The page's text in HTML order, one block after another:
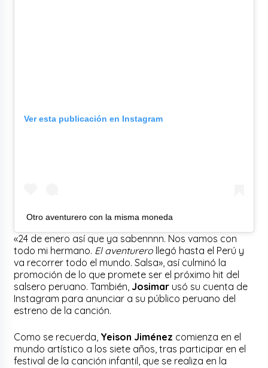
Ver esta publicación en Instagram
Otro aventurero con la misma moneda
«24 de enero así que ya sabennnn. Nos vamos con
todo mi hermano. El aventurero llegó hasta el Perú y
va recorrer todo el mundo. Salsa», así culminó la
promoción de lo que promete ser el próximo hit del
salsero peruano. También, Josimar usó su cuenta de
Instagram para anunciar a su público peruano del
estreno de la canción.
Como se recuerda, Yeison Jiménez comienza en el
mundo artístico a los siete años, tras participar en el
festival de la canción infantil, que se realiza en la